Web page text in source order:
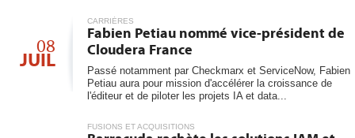
08
JUIL
CARRIÈRES
Fabien Petiau nommé vice-président de
Cloudera France
Passé notamment par Checkmarx et ServiceNow, Fabien
Petiau aura pour mission d'accélérer la croissance de
l'éditeur et de piloter les projets IA et data...
FUSIONS ET ACQUISITIONS